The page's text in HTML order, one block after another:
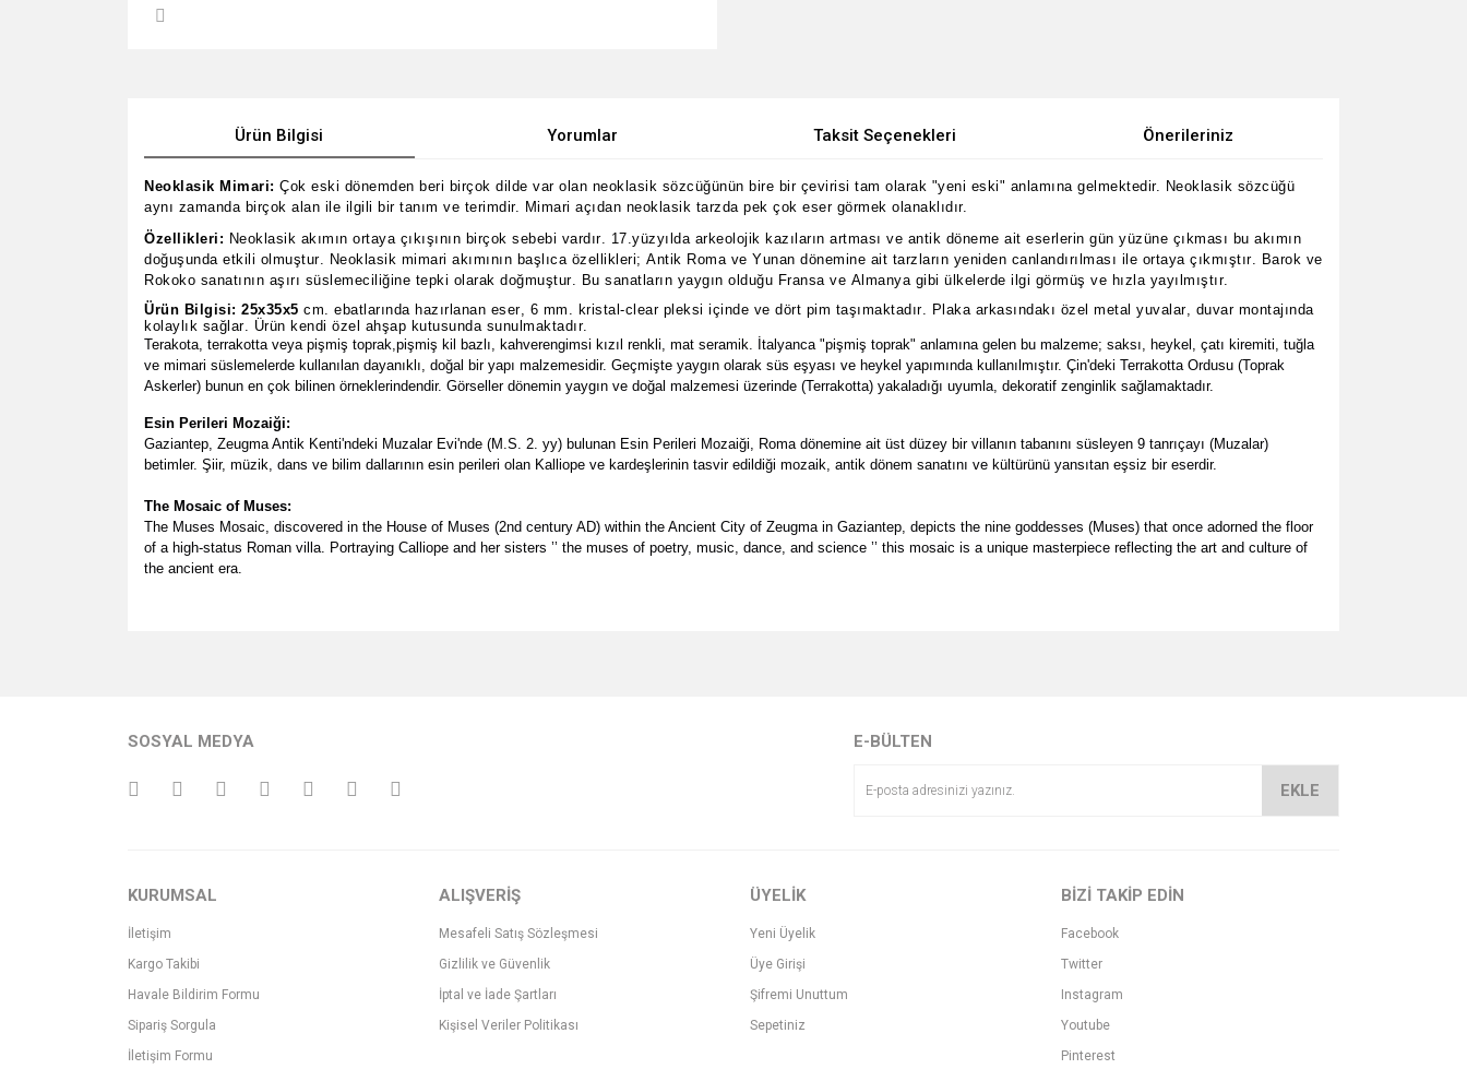
Ürün Bilgisi Yorumlar Taksit Seçenekleri Önerileriniz
Neoklasik Mimari: Çok eski dönemden beri birçok dilde var olan neoklasik sözcüğünün bire bir çevirisi tam olarak "yeni eski" anlamına gelmektedir. Neoklasik sözcüğü
aynı zamanda birçok alan ile ilgili bir tanım ve terimdir. Mimari açıdan neoklasik tarzda pek çok eser görmek olanaklıdır.
Özellikleri: Neoklasik akımın ortaya çıkışının birçok sebebi vardır. 17.yüzyılda arkeolojik kazıların artması ve antik döneme ait eserlerin gün yüzüne çıkması bu akımın
doğuşunda etkili olmuştur. Neoklasik mimari akımının başlıca özellikleri; Antik Roma ve Yunan dönemine ait tarzların yeniden canlandırılması ile ortaya çıkmıştır. Barok ve
Rokoko sanatının aşırı süslemeciliğine tepki olarak doğmuştur. Bu sanatların yaygın olduğu Fransa ve Almanya gibi ülkelerde ilgi görmüş ve hızla yayılmıştır.
Ürün Bilgisi: 25x35x5 cm. ebatlarında hazırlanan eser, 6 mm. kristal-clear pleksi içinde ve dört pim taşımaktadır. Plaka arkasındakı özel metal yuvalar, duvar montajında
kolaylık sağlar. Ürün kendi özel ahşap kutusunda sunulmaktadır.
Terakota, terrakotta veya pişmiş toprak,pişmiş kil bazlı, kahverengimsi kızıl renkli, mat seramik. İtalyanca "pişmiş toprak" anlamına gelen bu malzeme; saksı, heykel, çatı kiremiti, tuğla
ve mimari süslemelerde kullanılan dayanıklı, doğal bir yapı malzemesidir. Geçmişte yaygın olarak süs eşyası ve heykel yapımında kullanılmıştır. Çin'deki Terrakotta Ordusu (Toprak
Askerler) bunun en çok bilinen örneklerindendir. Görseller dönemin yaygın ve doğal malzemesi üzerinde (Terrakotta) yakaladığı uyumla, dekoratif zenginlik sağlamaktadır.
Esin Perileri Mozaiği:
Gaziantep, Zeugma Antik Kenti'ndeki Muzalar Evi'nde (M.S. 2. yy) bulunan Esin Perileri Mozaiği, Roma dönemine ait üst düzey bir villanın tabanını süsleyen 9 tanrıçayı (Muzalar)
betimler. Şiir, müzik, dans ve bilim dallarının esin perileri olan Kalliope ve kardeşlerinin tasvir edildiği mozaik, antik dönem sanatını ve kültürünü yansıtan eşsiz bir eserdir.
The Mosaic of Muses:
The Muses Mosaic, discovered in the House of Muses (2nd century AD) within the Ancient City of Zeugma in Gaziantep, depicts the nine goddesses (Muses) that once adorned the floor
of a high-status Roman villa. Portraying Calliope and her sisters ’’ the muses of poetry, music, dance, and science ’’ this mosaic is a unique masterpiece reflecting the art and culture of
the ancient era.
Ürün açıklamasında eksik bilgiler bulunuyor.
SOSYAL MEDYA E-BÜLTEN
EKLE
KURUMSAL
İletişim
Kargo Takibi
Havale Bildirim Formu
Sipariş Sorgula
İletişim Formu
ALIŞVERİŞ
Mesafeli Satış Sözleşmesi
Gizlilik ve Güvenlik
İptal ve İade Şartları
Kişisel Veriler Politikası
ÜYELİK
Yeni Üyelik
Üye Girişi
Şifremi Unuttum
Sepetiniz
BİZİ TAKİP EDİN
Facebook
Twitter
Instagram
Youtube
Pinterest